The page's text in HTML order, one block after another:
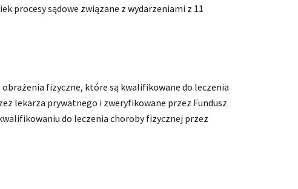
procesy sądowe związane z wydarzeniami z 11
fizyczne, które są kwalifikowane do leczenia
lekarza prywatnego i zweryfikowane przez Fundusz
do leczenia choroby fizycznej przez